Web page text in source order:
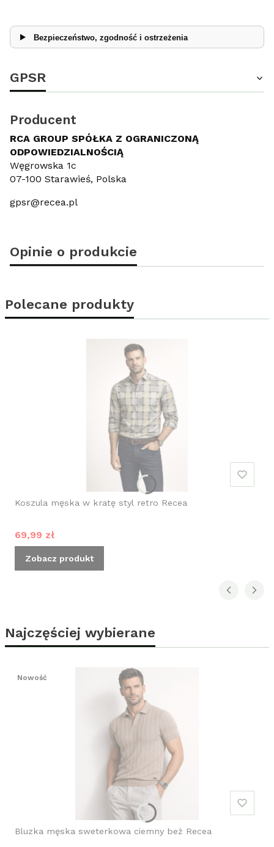
Bezpieczeństwo, zgodność i ostrzeżenia
GPSR
Producent
RCA GROUP SPÓŁKA Z OGRANICZONĄ
ODPOWIEDZIALNOŚCIĄ
Węgrowska 1c
07-100 Starawieś, Polska
gpsr@recea.pl
Opinie o produkcie
Polecane produkty
Koszula męska w kratę styl retro Recea
Cena promocyjna
69,99 zł
Zobacz produkt
Najczęściej wybierane
Nowość
Bluzka męska sweterkowa ciemny beż Recea